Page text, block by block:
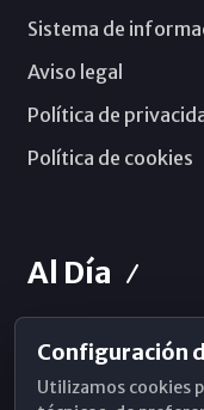
Sistema de
Aviso legal
Política de
Política de cookies
Al Día
Horarios de Misa
Hemeroteca
Configuración
Utilizamos cookies